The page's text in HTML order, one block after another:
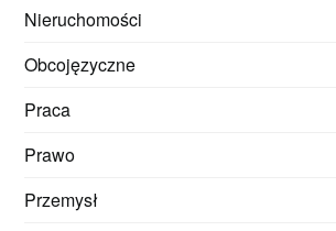
Nieruchomości
Obcojęzyczne
Praca
Prawo
Przemysł